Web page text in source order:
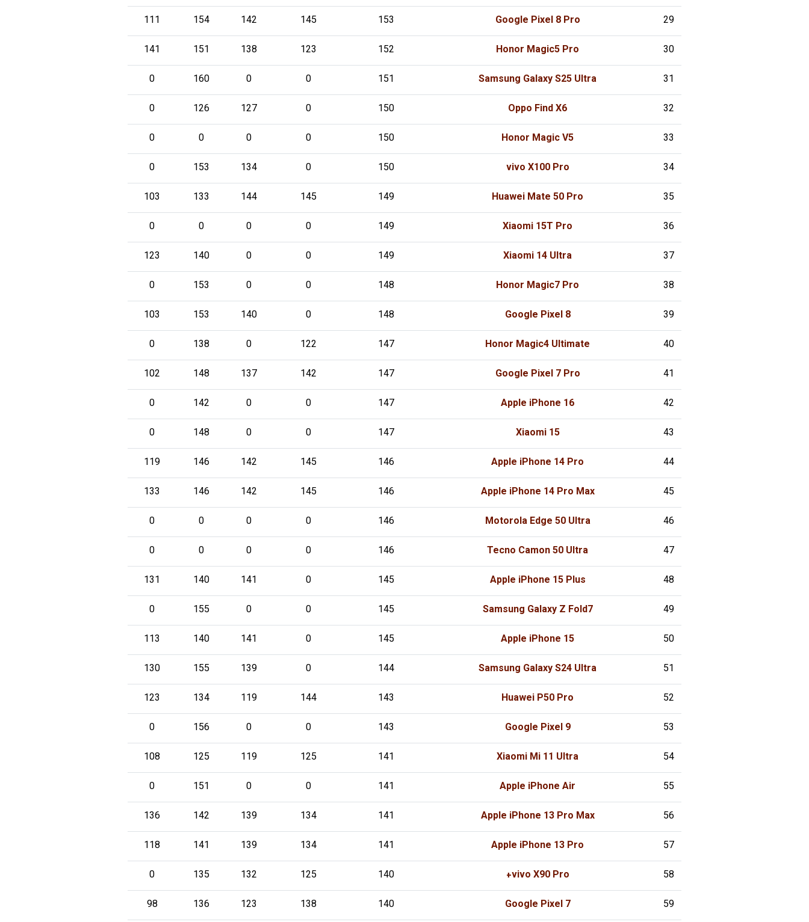
29
Google Pixel 8 Pro
153
145
142
154
111
30
Honor Magic5 Pro
152
123
138
151
141
31
Samsung Galaxy S25 Ultra
151
0
0
160
0
32
Oppo Find X6
150
0
127
126
0
33
Honor Magic V5
150
0
0
0
0
34
vivo X100 Pro
150
0
134
153
0
35
Huawei Mate 50 Pro
149
145
144
133
103
36
Xiaomi 15T Pro
149
0
0
0
0
37
Xiaomi 14 Ultra
149
0
0
140
123
38
Honor Magic7 Pro
148
0
0
153
0
39
Google Pixel 8
148
0
140
153
103
40
Honor Magic4 Ultimate
147
122
0
138
0
41
Google Pixel 7 Pro
147
142
137
148
102
42
Apple iPhone 16
147
0
0
142
0
43
Xiaomi 15
147
0
0
148
0
44
Apple iPhone 14 Pro
146
145
142
146
119
45
Apple iPhone 14 Pro Max
146
145
142
146
133
46
Motorola Edge 50 Ultra
146
0
0
0
0
47
Tecno Camon 50 Ultra
146
0
0
0
0
48
Apple iPhone 15 Plus
145
0
141
140
131
49
Samsung Galaxy Z Fold7
145
0
0
155
0
50
Apple iPhone 15
145
0
141
140
113
51
Samsung Galaxy S24 Ultra
144
0
139
155
130
52
Huawei P50 Pro
143
144
119
134
123
53
Google Pixel 9
143
0
0
156
0
54
Xiaomi Mi 11 Ultra
141
125
119
125
108
55
Apple iPhone Air
141
0
0
151
0
56
Apple iPhone 13 Pro Max
141
134
139
142
136
57
Apple iPhone 13 Pro
141
134
139
141
118
58
vivo X90 Pro+
140
125
132
135
0
59
Google Pixel 7
140
138
123
136
98